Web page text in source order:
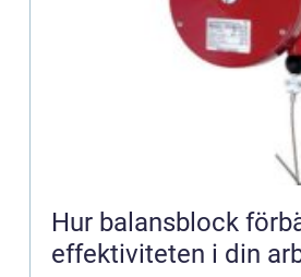
Hur balansblock
effektiviteten i din